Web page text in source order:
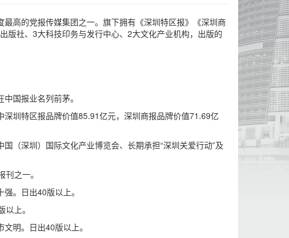
高的党报传媒集团之一。旗下拥有《深圳特区报》《深圳商
版社、3大科技印务与发行中心、2大文化产业机构，出版的
国报业名列前茅。
圳特区报品牌价值85.91亿元，深圳商报品牌价值71.69亿
（深圳）国际文化产业博览会、长期承担“深圳关爱行动”及
之一。
。日出40版以上。
上。
明。日出40版以上。